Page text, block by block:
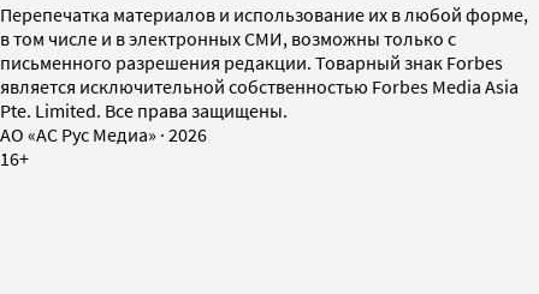
Перепечатка материалов и использование их в любой форме,
в том числе и в электронных СМИ, возможны только с
письменного разрешения редакции. Товарный знак Forbes
является исключительной собственностью Forbes Media Asia
Pte. Limited. Все права защищены.
AO «АС Рус Медиа» · 2026
16+